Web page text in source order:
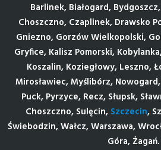
Barlinek, Białogard,
Choszczno, Czaplinek, Drawsko
Gniezno, Gorzów Wielkopolski,
Gryfice, Kalisz Pomorski,
Koszalin, Koziegłowy, Leszno,
Mirosławiec, Myślibórz,
Puck, Pyrzyce, Recz, Słupsk,
Choszczno, Sulęcin, Szczecin,
Świebodzin, Wałcz, Warszawa,
Góra, Żagań.